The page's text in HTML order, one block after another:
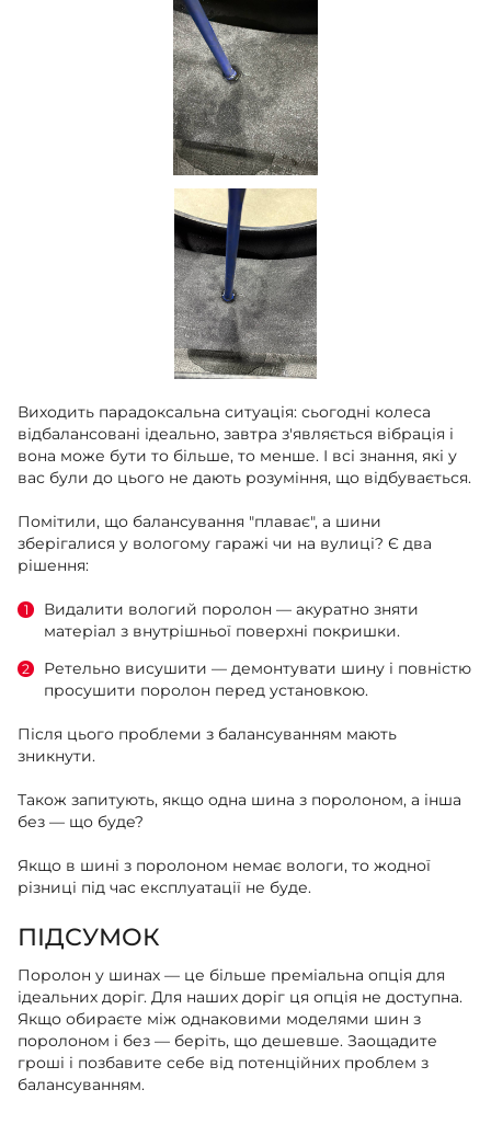
Виходить парадоксальна ситуація: сьогодні колеса
відбалансовані ідеально, завтра з'являється вібрація і
вона може бути то більше, то менше. І всі знання, які у
вас були до цього не дають розуміння, що відбувається.
Помітили, що балансування "плаває", а шини
зберігалися у вологому гаражі чи на вулиці? Є два
рішення:
Видалити вологий поролон — акуратно зняти
матеріал з внутрішньої поверхні покришки.
Ретельно висушити — демонтувати шину і повністю
просушити поролон перед установкою.
Після цього проблеми з балансуванням мають
зникнути.
Також запитують, якщо одна шина з поролоном, а інша
без — що буде?
Якщо в шині з поролоном немає вологи, то жодної
різниці під час експлуатації не буде.
ПІДСУМОК
Поролон у шинах — це більше преміальна опція для
ідеальних доріг. Для наших доріг ця опція не доступна.
Якщо обираєте між однаковими моделями шин з
поролоном і без — беріть, що дешевше. Заощадите
гроші і позбавите себе від потенційних проблем з
балансуванням.